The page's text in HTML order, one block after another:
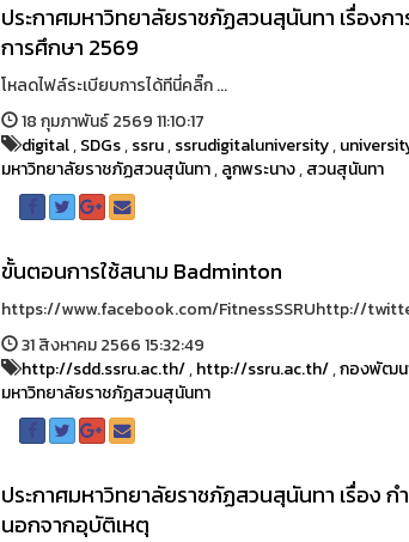
ประกาศมหาวิทยาลัยราชภัฏสวนสุนันทา เรื่อง
การศึกษา 2569
โหลดไฟล์ระเบียบการได้ทีนี่คลิ๊ก ...
18 กุมภาพันธ์ 2569 11:10:17
digital,SDGs,ssru,ssrudigitaluniversity,
มหาวิทยาลัยราชภัฏสวนสุนันทา,ลูกพระนาง,สวนสุนันทา
ขั้นตอนการใช้สนาม Badminton
https://www.facebook.com/FitnessSSRUhttp://
31 สิงหาคม 2566 15:32:49
http://sdd.ssru.ac.th/,http://ssru.ac.th/,กองพัฒน
มหาวิทยาลัยราชภัฏสวนสุนันทา
ประกาศมหาวิทยาลัยราชภัฏสวนสุนันทา เรื่อง
นอกจากอุบัติเหตุ